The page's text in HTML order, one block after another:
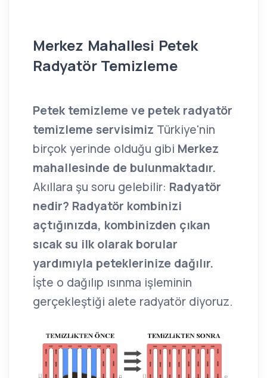
Merkez Mahallesi Petek
Radyatör Temizleme
Petek temizleme ve petek radyatör
temizleme servisimiz Türkiye'nin
birçok yerinde olduğu gibi Merkez
mahallesinde de bulunmaktadır.
Akıllara şu soru gelebilir: Radyatör
nedir? Radyatör kombinizi
açtığınızda, kombinizden çıkan
sıcak su ilk olarak borular
yardımıyla peteklerinize dağılır.
İşte o dağılıp ısınma işleminin
gerçekleştiği alete radyatör diyoruz.